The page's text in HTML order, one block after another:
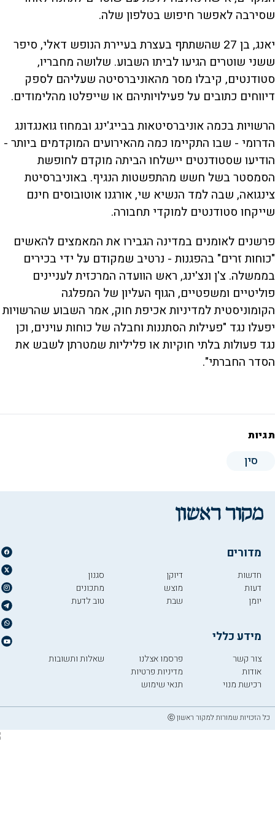
שסירבה לאפשר חיפוש בטלפון שלה.
יאנג, בן 27 שהשתתף בעצרת בעיירת הנופש דאלי, סיפר
ששני שוטרים הגיעו לביתו השבוע. שלושה מחבריו,
סטודנטים, קיבלו מסר מהאוניברסיטה שעליהם לספק
דיווחים כתובים על פעילויותיהם או שייפלטו מהלימודים.
הרשויות בכמה אוניברסיטאות בבייג'ינג ובמחוז גואנגדונג
הדרומי - שבו התקיימו כמה מהאירועים המוקדמים ביותר -
הודיעו שסטודנטים יישלחו הביתה מוקדם לחופשת
הסמסטר בשל חשש מהתפשטות הנגיף. באוניברסיטת
צינגואה, שבה למד הנשיא שי, אורגנו אוטובוסים חינם
שייקחו סטודנטים למוקדי תחבורה.
פרשנים לאומנים במדינה הגבירו את המאמצים להאשים
"כוחות זרים" בהפגנות - נרטיב שמקודם על ידי בכירים
בממשלה. צ'ן ונצ'ינג, ראש הוועדה המרכזית לעניינים
פוליטיים ומשפטיים, הגוף העליון של המפלגה
הקומוניסטית למדיניות אכיפת חוק, אמר השבוע שהרשויות
יפעלו נגד "פעילות הסתננות וחבלה של כוחות עוינים, וכן
נגד פעולות בלתי חוקיות או פליליות שמטרתן לשבש את
הסדר החברתי".
תגיות
סין
מדורים
חדשות
דעות
יומן
דיוקן
מוצש
שבת
סגנון
מתכונים
טוב לדעת
מידע כללי
צור קשר
אודות
רכישת מנוי
פרסמו אצלנו
מדיניות פרטיות
תנאי שימוש
שאלות ותשובות
כל הזכויות שמורות למקור ראשון ⓒ